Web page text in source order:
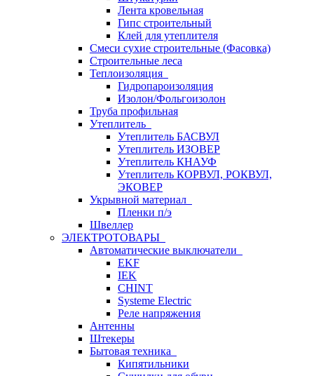
Лента кровельная
Гипс строительный
Клей для утеплителя
Смеси сухие строительные (Фасовка)
Строительные леса
Теплоизоляция
Гидропароизоляция
Изолон/Фольгоизолон
Труба профильная
Утеплитель
Утеплитель БАСВУЛ
Утеплитель ИЗОВЕР
Утеплитель КНАУФ
Утеплитель КОРВУЛ, РОКВУЛ,
ЭКОВЕР
Укрывной материал
Пленки п/э
Швеллер
ЭЛЕКТРОТОВАРЫ
Автоматические выключатели
EKF
IEK
CHINT
Systeme Electric
Реле напряжения
Антенны
Штекеры
Бытовая техника
Кипятильники